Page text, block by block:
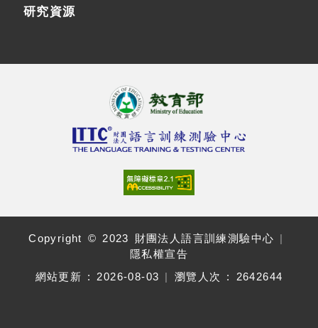
研究資源
Copyright © 2023 財團法人語言訓練測驗中心 |
隱私權宣告
網站更新 : 2026-08-03 | 瀏覽人次 : 2642644